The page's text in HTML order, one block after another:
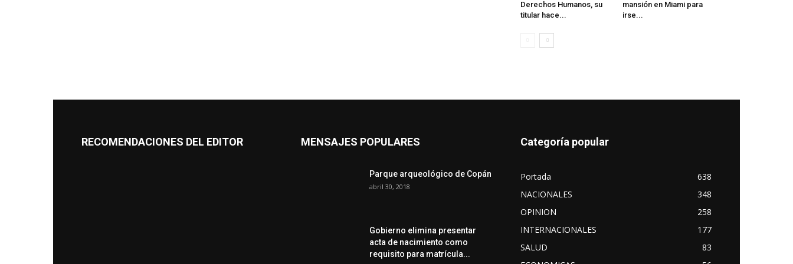
Derechos Humanos, su
titular hace...
mansión en Miami para
irse...
RECOMENDACIONES DEL EDITOR MENSAJES POPULARES
Parque arqueológico de Copán
abril 30, 2018
Gobierno elimina presentar
acta de nacimiento como
requisito para matrícula...
Categoría popular
Portada
638
NACIONALES
348
OPINION
258
INTERNACIONALES
177
SALUD
83